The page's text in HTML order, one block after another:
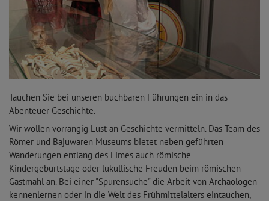
Tauchen Sie bei unseren buchbaren Führungen ein in das
Abenteuer Geschichte.
Wir wollen vorrangig Lust an Geschichte vermitteln. Das Team des
Römer und Bajuwaren Museums bietet neben geführten
Wanderungen entlang des Limes auch römische
Kindergeburtstage oder lukullische Freuden beim römischen
Gastmahl an. Bei einer "Spurensuche" die Arbeit von Archäologen
kennenlernen oder in die Welt des Frühmittelalters eintauchen,